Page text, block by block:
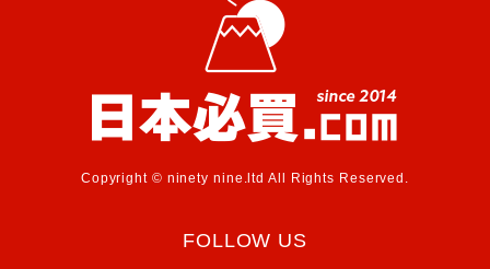
Copyright © ninety nine.ltd All Rights Reserved.
FOLLOW US